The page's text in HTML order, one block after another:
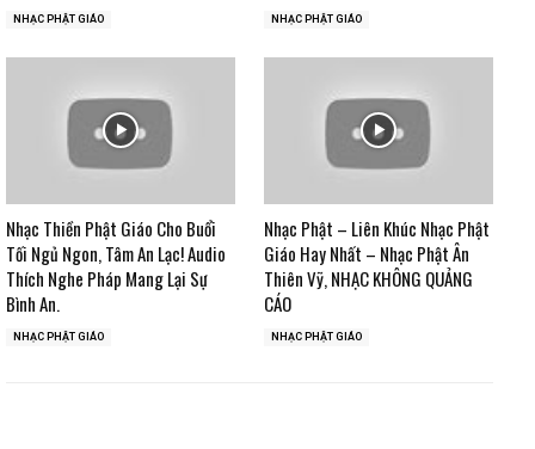
NHẠC PHẬT GIÁO NHẠC PHẬT GIÁO
Nhạc Thiền Phật Giáo Cho Buổi
Tối Ngủ Ngon, Tâm An Lạc! Audio
Thích Nghe Pháp Mang Lại Sự
Bình An.
NHẠC PHẬT GIÁO
Nhạc Phật – Liên Khúc Nhạc Phật
Giáo Hay Nhất – Nhạc Phật Ân
Thiên Vỹ, NHẠC KHÔNG QUẢNG
CÁO
NHẠC PHẬT GIÁO